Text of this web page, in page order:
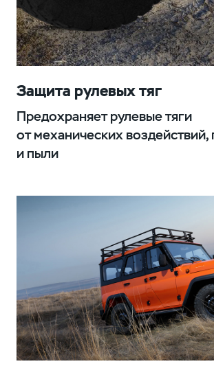
Защита рулевых тяг
Предохраняет рулевые тяги
от механических воздействий,
и пыли